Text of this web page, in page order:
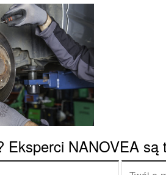
Eksperci NANOVEA są